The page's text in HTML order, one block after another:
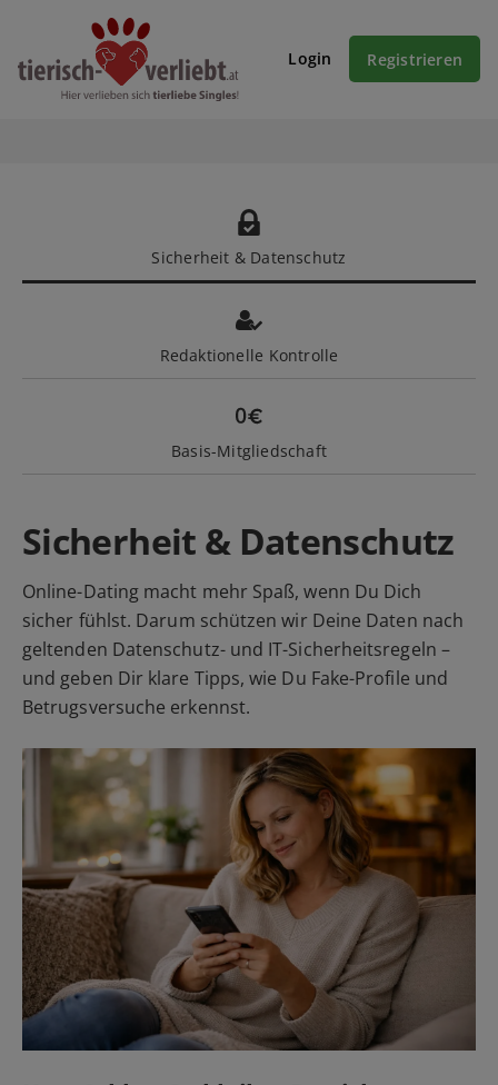
Login Registrieren
Sicherheit & Datenschutz
Redaktionelle Kontrolle
Basis-Mitgliedschaft
Sicherheit & Datenschutz
Online-Dating macht mehr Spaß, wenn Du Dich
sicher fühlst. Darum schützen wir Deine Daten nach
geltenden Datenschutz- und IT-Sicherheitsregeln –
und geben Dir klare Tipps, wie Du Fake-Profile und
Betrugsversuche erkennst.